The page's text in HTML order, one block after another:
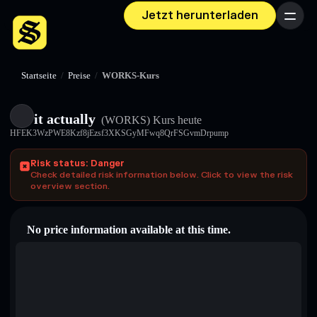
Jetzt herunterladen Menü
Startseite / Preise / WORKS-Kurs
it actually (WORKS) Kurs heute
HFEK3WzPWE8Kzf8jEzsf3XKSGyMFwq8QrFSGvmDrpump
Risk status: Danger
Check detailed risk information below. Click to view the risk
overview section.
No price information available at this time.